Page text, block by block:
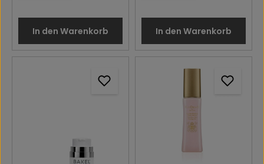
In den Warenkorb In den Warenkorb